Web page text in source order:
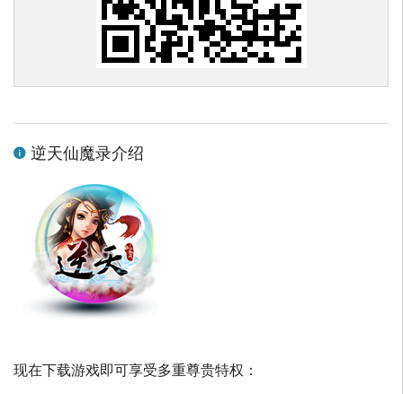
逆天仙魔录介绍
现在下载游戏即可享受多重尊贵特权：